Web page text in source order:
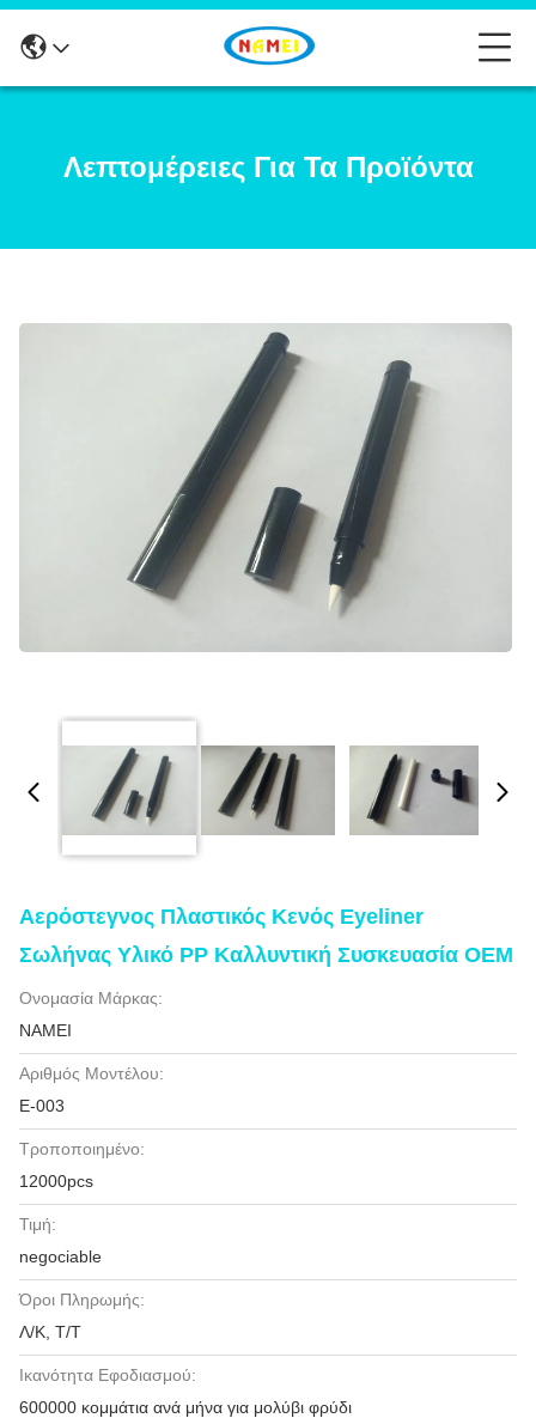
Λεπτομέρειες Για Τα Προϊόντα
Αερόστεγνος Πλαστικός Κενός Eyeliner
Σωλήνας Υλικό PP Καλλυντική Συσκευασία OEM
Ονομασία Μάρκας:
NAMEI
Αριθμός Μοντέλου:
Ε-003
Τροποποιημένο:
12000pcs
Τιμή:
negociable
Όροι Πληρωμής:
Λ/Κ, Τ/Τ
Ικανότητα Εφοδιασμού:
600000 κομμάτια ανά μήνα για μολύβι φρύδι